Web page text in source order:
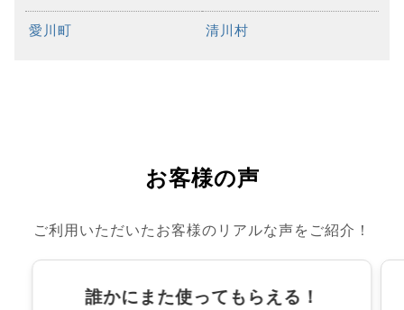
愛川町 清川村
お客様の声
ご利用いただいたお客様のリアルな声をご紹介！
誰かにまた使ってもらえる！